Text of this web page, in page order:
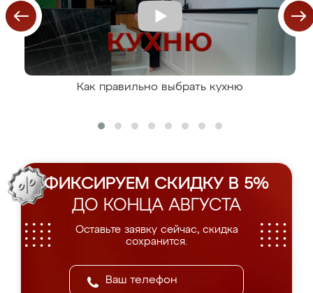
Как правильно выбрать кухню
ФИКСИРУЕМ СКИДКУ В 5%
ДО КОНЦА АВГУСТА
Оставьте заявку сейчас, скидка
сохранится.